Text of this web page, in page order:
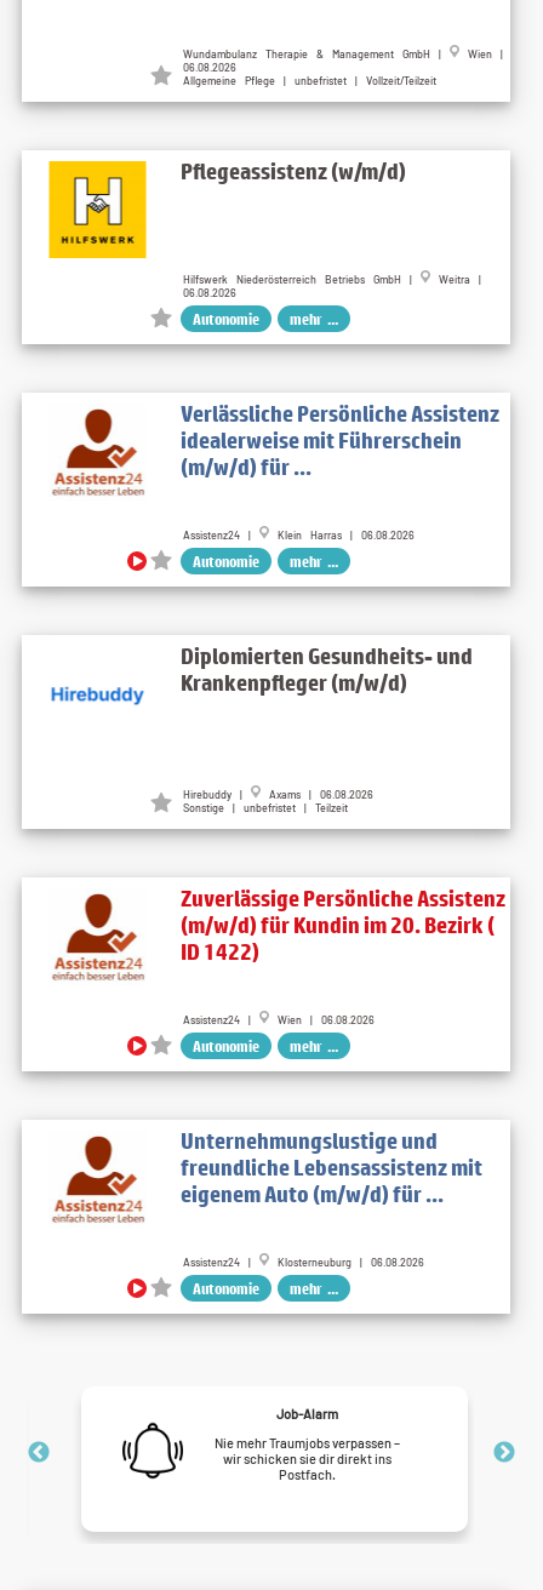
Wundambulanz Therapie & Management GmbH |
Wien |
06.08.2026
Allgemeine Pflege | unbefristet | Vollzeit/Teilzeit
Pflegeassistenz (w/m/d)
Hilfswerk Niederösterreich Betriebs GmbH |
Weitra |
06.08.2026
Autonomie mehr ...
Verlässliche Persönliche Assistenz
idealerweise mit Führerschein
(m/w/d) für ...
Assistenz24 | Klein Harras | 06.08.2026
Autonomie mehr ...
Diplomierten Gesundheits- und
Krankenpfleger (m/w/d)
Hirebuddy |
Axams | 06.08.2026
Sonstige | unbefristet | Teilzeit
Zuverlässige Persönliche Assistenz
(m/w/d) für Kundin im 20. Bezirk (
ID 1422)
Assistenz24 | Wien | 06.08.2026
Autonomie mehr ...
Unternehmungslustige und
freundliche Lebensassistenz mit
eigenem Auto (m/w/d) für ...
Assistenz24 | Klosterneuburg | 06.08.2026
Autonomie mehr ...
Job-Alarm
Nie mehr Traumjobs verpassen –
wir schicken sie dir direkt ins
Postfach.